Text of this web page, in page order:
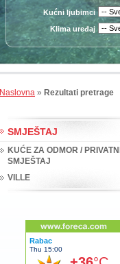
Kućni ljubimci
Klima uređaj
Naslovna » Rezultati pretrage
SMJEŠTAJ
KUĆE ZA ODMOR / PRIVATNI
SMJEŠTAJ
VILLE